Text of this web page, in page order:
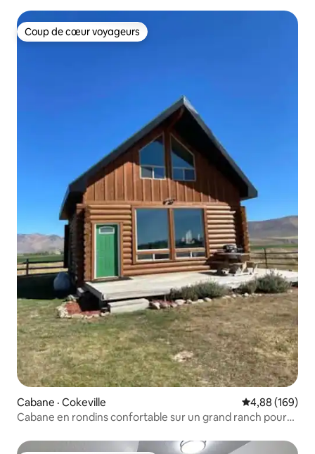
Coup de cœur voyageurs
Coup de cœur voyageurs
Cabane · Cokeville Note
4,88 (169)
Cabane en rondins confortable sur un grand ranch pour